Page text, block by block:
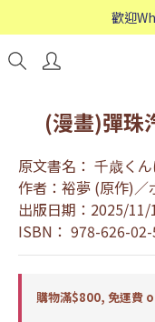
歡迎
歡迎
會員
(漫畫)彈珠
原文書名： 千歳く
作者：裕夢 (原作)
出版日期：2025/11/
ISBN： 978-626-
購物滿$800, 免運費